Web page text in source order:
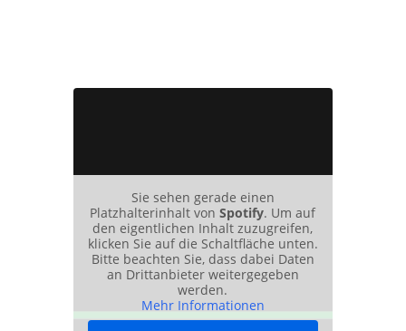
Sie sehen gerade einen
Platzhalterinhalt vonSpotify. Um auf
den eigentlichen Inhalt zuzugreifen,
klicken Sie auf die Schaltfläche unten.
Bitte beachten Sie, dass dabei Daten
an Drittanbieter weitergegeben
werden.
Mehr Informationen